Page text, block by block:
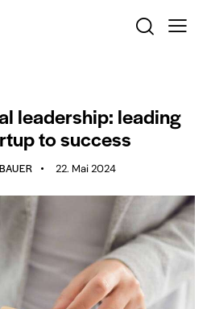
leadership: leading
to success
22. Mai 2024